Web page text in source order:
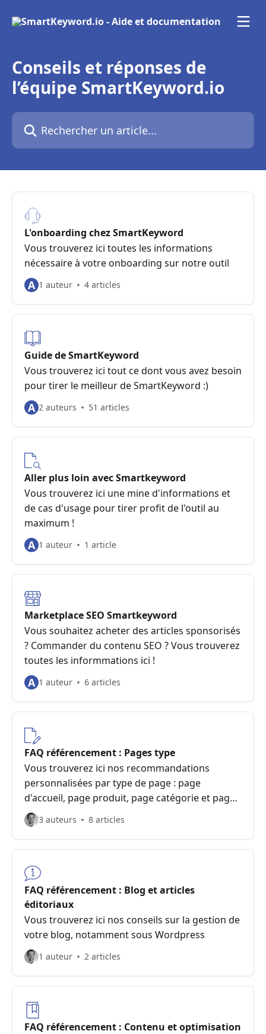
Conseils et réponses de
l’équipe SmartKeyword.io
Rechercher un article...
L'onboarding chez SmartKeyword
Vous trouverez ici toutes les informations
nécessaire à votre onboarding sur notre outil
A 1 auteur 4 articles
Guide de SmartKeyword
Vous trouverez ici tout ce dont vous avez besoin
pour tirer le meilleur de SmartKeyword :)
A 2 auteurs 51 articles
Aller plus loin avec Smartkeyword
Vous trouverez ici une mine d'informations et
de cas d'usage pour tirer profit de l'outil au
maximum !
A 1 auteur 1 article
Marketplace SEO Smartkeyword
Vous souhaitez acheter des articles sponsorisés
? Commander du contenu SEO ? Vous trouverez
toutes les informmations ici !
A 1 auteur 6 articles
FAQ référencement : Pages type
Vous trouverez ici nos recommandations
personnalisées par type de page : page
d'accueil, page produit, page catégorie et page
édito. Pour gagner du temps de manière
méthodique !
3 auteurs 8 articles
FAQ référencement : Blog et articles
éditoriaux
Vous trouverez ici nos conseils sur la gestion de
votre blog, notamment sous Wordpress
1 auteur 2 articles
FAQ référencement : Contenu et optimisation